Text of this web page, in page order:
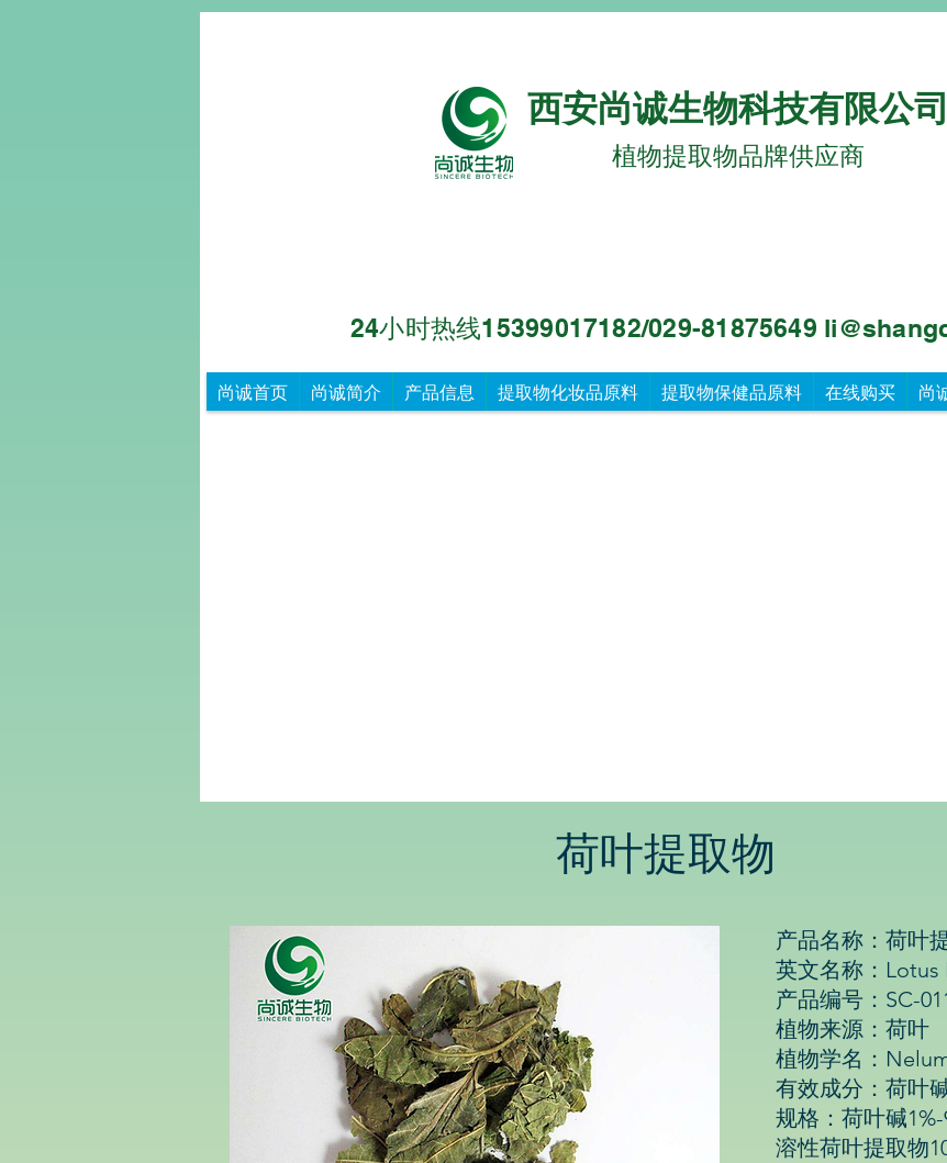
西安尚诚生物科技有限公司
植物提取物品牌供应商
24小时热线15399017182/029-81875649 li@sha
尚诚首页 尚诚简介 产品信息 提取物化妆品原料 提取物保健品原料 在线购买 尚
重
德
荷叶提取物
产品名称：荷叶
英文名称：
产品编号：SC-
植物来源：荷叶
植物学名：
有效成分：荷叶
规格：荷叶碱
溶性荷叶提取物